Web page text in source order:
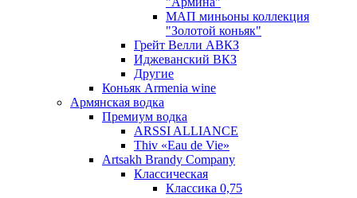
МАП миньоны коллекция
"Золотой коньяк"
Грейт Велли АВКЗ
Иджеванский ВКЗ
Другие
Коньяк Armenia wine
Армянская водка
Премиум водка
ARSSI ALLIANCE
Thiv «Eau de Vie»
Artsakh Brandy Company
Классическая
Классика 0,75